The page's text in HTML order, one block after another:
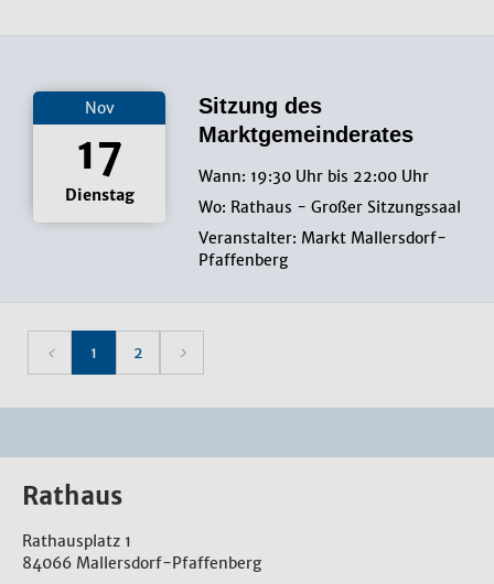
Nov
17
Dienstag
Sitzung des
Marktgemeinderates
Wann: 19:30 Uhr bis 22:00 Uhr
Wo: Rathaus - Großer Sitzungssaal
Veranstalter: Markt Mallersdorf-
Pfaffenberg
1 2
Rathaus
Rathausplatz 1
84066 Mallersdorf-Pfaffenberg